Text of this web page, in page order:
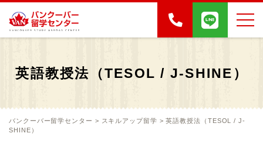
英語教授法（TESOL / J-SHINE）
バンクーバー留学センター > スキルアップ留学 >英語教授法（TESOL / J-
SHINE）